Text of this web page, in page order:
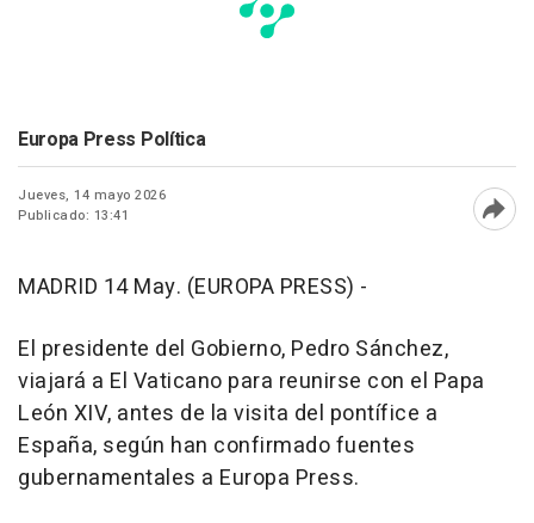
Europa Press Política
Jueves, 14 mayo 2026
Publicado: 13:41
MADRID 14 May. (EUROPA PRESS) -
El presidente del Gobierno, Pedro Sánchez,
viajará a El Vaticano para reunirse con el Papa
León XIV, antes de la visita del pontífice a
España, según han confirmado fuentes
gubernamentales a Europa Press.